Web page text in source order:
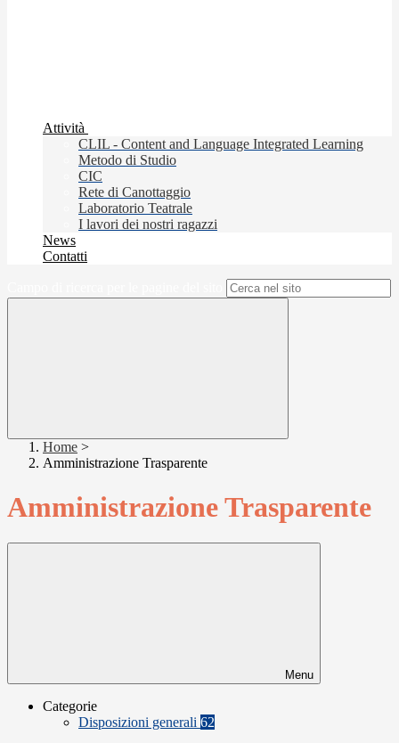
Attività
CLIL - Content and Language Integrated Learning
Metodo di Studio
CIC
Rete di Canottaggio
Laboratorio Teatrale
I lavori dei nostri ragazzi
News
Contatti
Home >
Amministrazione Trasparente
Amministrazione Trasparente
Menu
Categorie
Disposizioni generali 62